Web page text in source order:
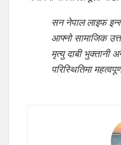
सन नेपाल लाइफ
आफ्नो सामाजिक
मृत्यु दाबी भुक्तानी
परिस्थितिमा